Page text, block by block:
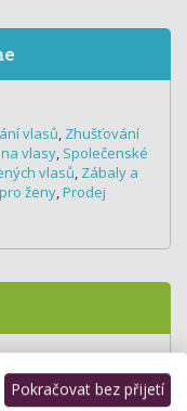
vlasů, Zhušťování
vlasy, Společenské
vlasů, Zábaly a
ženy,Prodej
Pokračovat bez přijetí